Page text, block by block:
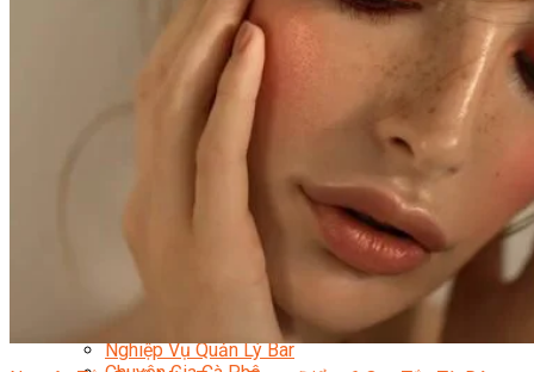
Học Nấu Ăn Mở Quán
Chuyên Đề Bếp Nóng
Khởi Sự Kinh Doanh Ngành F&B
Khởi Sự Kinh Doanh Nhà Hàng
Bí Quyết Kinh Doanh và Vận Hành Mô Hình Ẩm
Video Dạy Nấu Ăn
Nghiệp Vụ Bar Trưởng
Nghiệp Vụ Bartender Chuyên Nghiệp
Nghiệp Vụ Barista Chuyên Nghiệp
Nghiệp Vụ Flair Bartending Chuyên Nghiệp
Nghiệp Vụ Pha Chế Đặc Biệt
Nghiệp Vụ Pha Chế Tổng Hợp
Nghiệp Vụ Quản Lý Bar